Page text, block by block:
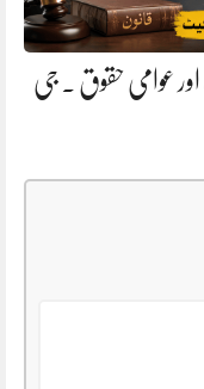
اور عوامی حقوق . جی